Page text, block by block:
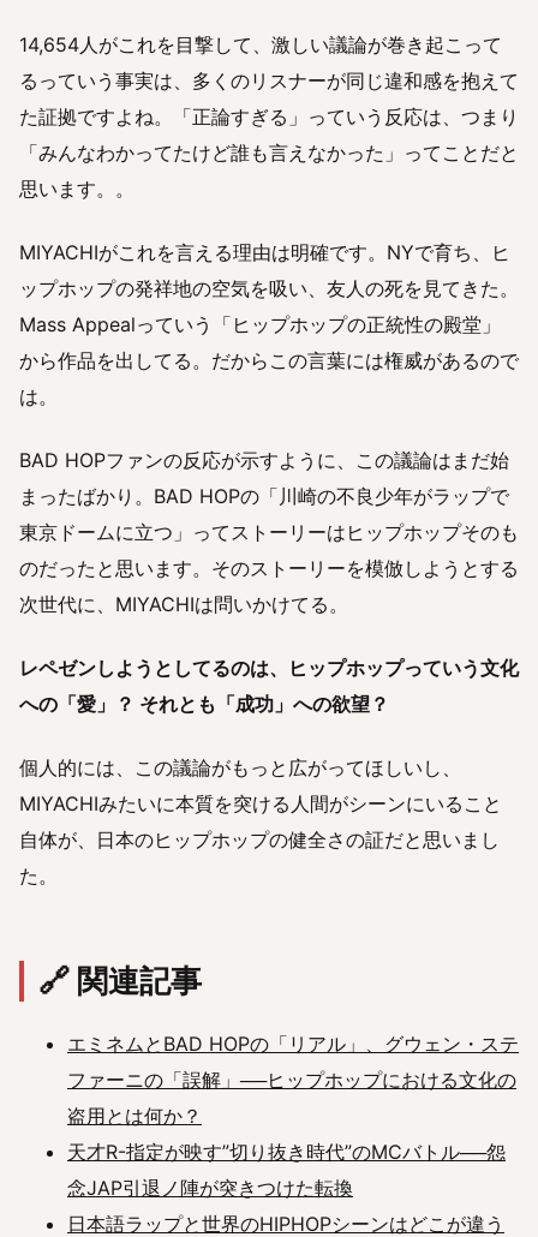
14,654人がこれを目撃して、激しい議論が巻き起こって
るっていう事実は、多くのリスナーが同じ違和感を抱えて
た証拠ですよね。「正論すぎる」っていう反応は、つまり
「みんなわかってたけど誰も言えなかった」ってことだと
思います。。
MIYACHIがこれを言える理由は明確です。NYで育ち、ヒ
ップホップの発祥地の空気を吸い、友人の死を見てきた。
Mass Appealっていう「ヒップホップの正統性の殿堂」
から作品を出してる。だからこの言葉には権威があるので
は。
BAD HOPファンの反応が示すように、この議論はまだ始
まったばかり。BAD HOPの「川崎の不良少年がラップで
東京ドームに立つ」ってストーリーはヒップホップそのも
のだったと思います。そのストーリーを模倣しようとする
次世代に、MIYACHIは問いかけてる。
レペゼンしようとしてるのは、ヒップホップっていう文化
への「愛」？ それとも「成功」への欲望？
個人的には、この議論がもっと広がってほしいし、
MIYACHIみたいに本質を突ける人間がシーンにいること
自体が、日本のヒップホップの健全さの証だと思いまし
た。
🔗 関連記事
エミネムとBAD HOPの「リアル」、グウェン・ステ
ファーニの「誤解」──ヒップホップにおける文化の
盗用とは何か？
天才R-指定が映す”切り抜き時代”のMCバトル──怨
念JAP引退ノ陣が突きつけた転換
日本語ラップと世界のHIPHOPシーンはどこが違う